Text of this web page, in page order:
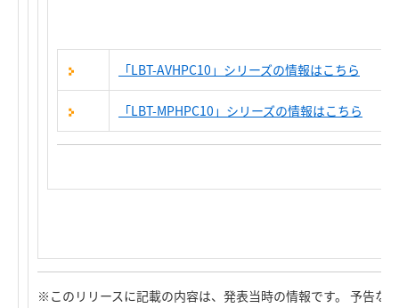
「LBT-AVHPC10」シリーズの情報はこちら
「LBT-MPHPC10」シリーズの情報はこちら
※このリリースに記載の内容は、発表当時の情報です。 予告な